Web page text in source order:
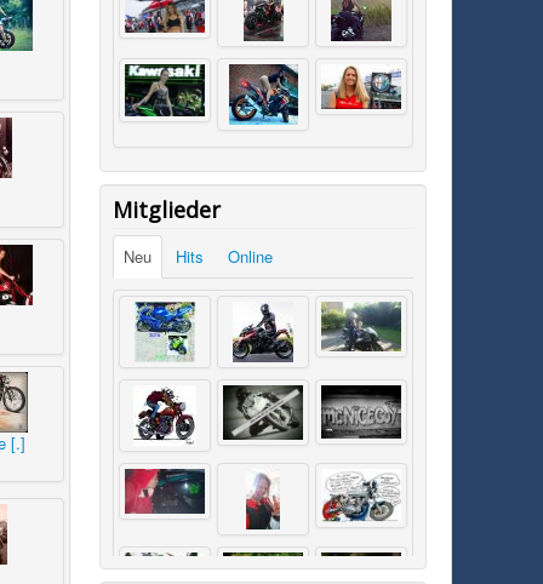
[.]
Mitglieder
Neu Hits Online